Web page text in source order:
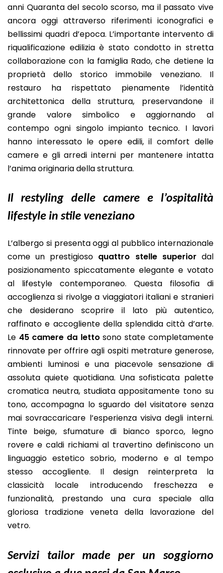
anni Quaranta del secolo scorso, ma il passato vive
ancora oggi attraverso riferimenti iconografici e
bellissimi quadri d’epoca. L’importante intervento di
riqualificazione edilizia è stato condotto in stretta
collaborazione con la famiglia Rado, che detiene la
proprietà dello storico immobile veneziano. Il
restauro ha rispettato pienamente l’identità
architettonica della struttura, preservandone il
grande valore simbolico e aggiornando al
contempo ogni singolo impianto tecnico. I lavori
hanno interessato le opere edili, il comfort delle
camere e gli arredi interni per mantenere intatta
l’anima originaria della struttura.
Il restyling delle camere e l’ospitalità
lifestyle in stile veneziano
L’albergo si presenta oggi al pubblico internazionale
come un prestigioso quattro stelle superior dal
posizionamento spiccatamente elegante e votato
al lifestyle contemporaneo. Questa filosofia di
accoglienza si rivolge a viaggiatori italiani e stranieri
che desiderano scoprire il lato più autentico,
raffinato e accogliente della splendida città d’arte.
Le 45 camere da letto sono state completamente
rinnovate per offrire agli ospiti metrature generose,
ambienti luminosi e una piacevole sensazione di
assoluta quiete quotidiana. Una sofisticata palette
cromatica neutra, studiata appositamente tono su
tono, accompagna lo sguardo del visitatore senza
mai sovraccaricare l’esperienza visiva degli interni.
Tinte beige, sfumature di bianco sporco, legno
rovere e caldi richiami al travertino definiscono un
linguaggio estetico sobrio, moderno e al tempo
stesso accogliente. Il design reinterpreta la
classicità locale introducendo freschezza e
funzionalità, prestando una cura speciale alla
gloriosa tradizione veneta della lavorazione del
vetro.
Servizi tailor made per un soggiorno